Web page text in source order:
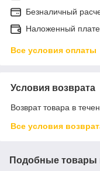
Безналичный
Наложенный
Все условия оплаты
Условия возврата
Возврат товара в
Все условия
Подобные товары